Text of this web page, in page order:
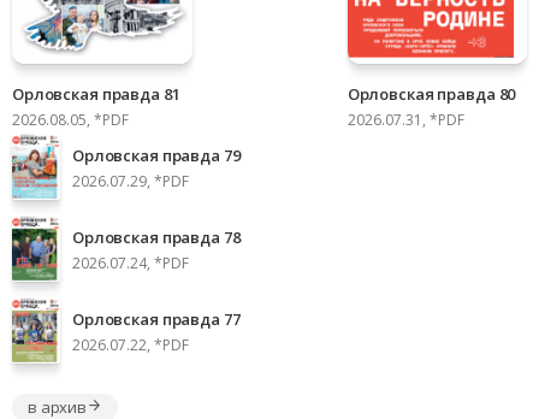
Орловская правда 81
2026.08.05, *PDF
Орловская правда 80
2026.07.31, *PDF
Орловская правда 79
2026.07.29, *PDF
Орловская правда 78
2026.07.24, *PDF
Орловская правда 77
2026.07.22, *PDF
в архив